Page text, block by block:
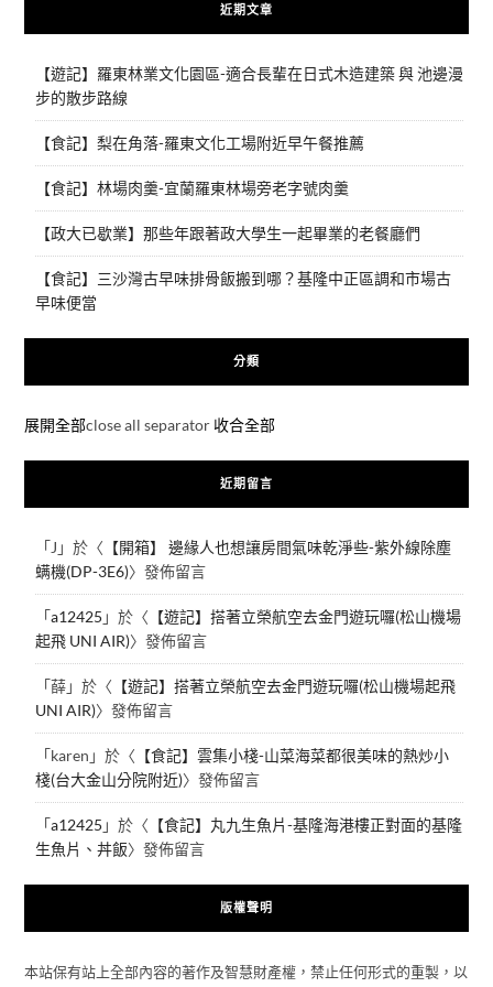
近期文章
【遊記】羅東林業文化園區-適合長輩在日式木造建築 與 池邊漫
步的散步路線
【食記】梨在角落-羅東文化工場附近早午餐推薦
【食記】林場肉羹-宜蘭羅東林場旁老字號肉羹
【政大已歇業】那些年跟著政大學生一起畢業的老餐廳們
【食記】三沙灣古早味排骨飯搬到哪？基隆中正區調和市場古
早味便當
分類
展開全部close all separator 收合全部
近期留言
「J 」於〈 【開箱】 邊緣人也想讓房間氣味乾淨些-紫外線除塵
螨機(DP-3E6)〉發佈留言
「a12425 」於〈 【遊記】搭著立榮航空去金門遊玩囉(松山機場
起飛 UNI AIR)〉發佈留言
「薛」於〈 【遊記】搭著立榮航空去金門遊玩囉(松山機場起飛
UNI AIR)〉發佈留言
「karen 」於〈 【食記】雲集小棧-山菜海菜都很美味的熱炒小
棧(台大金山分院附近)〉發佈留言
「a12425 」於〈 【食記】丸九生魚片-基隆海港樓正對面的基隆
生魚片、丼飯〉發佈留言
版權聲明
本站保有站上全部內容的著作及智慧財產權，禁止任何形式的重製，以